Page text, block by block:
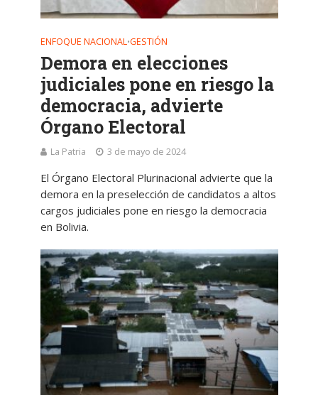
ENFOQUE NACIONAL•GESTIÓN
Demora en elecciones
judiciales pone en riesgo la
democracia, advierte
Órgano Electoral
La Patria 3 de mayo de 2024
El Órgano Electoral Plurinacional advierte que la
demora en la preselección de candidatos a altos
cargos judiciales pone en riesgo la democracia
en Bolivia.